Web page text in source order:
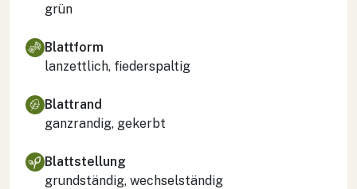
grün
Blattform
lanzettlich, fiederspaltig
Blattrand
ganzrandig, gekerbt
Blattstellung
grundständig, wechselständig